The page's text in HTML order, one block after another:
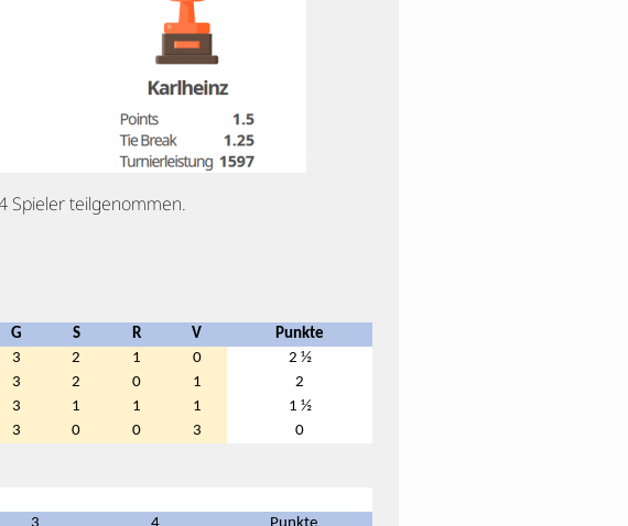
Spieler teilgenommen.
G S R V
Punkte
3 2 1 0
2 ½
3 2 0 1
2
3 1 1 1
1 ½
3 0 0 3 0